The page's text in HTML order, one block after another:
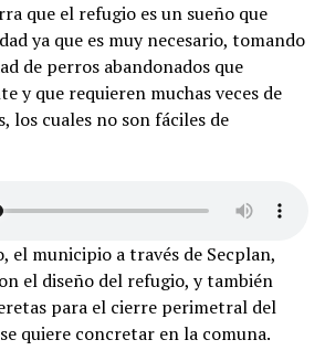
que el refugio es un sueño que
ya que es muy necesario, tomando
de perros abandonados que
y que requieren muchas veces de
los cuales no son fáciles de
el municipio a través de Secplan,
el diseño del refugio, y también
para el cierre perimetral del
quiere concretar en la comuna.